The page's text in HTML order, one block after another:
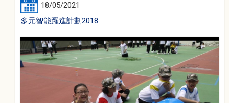
18/05/2021
多元智能躍進計劃2018